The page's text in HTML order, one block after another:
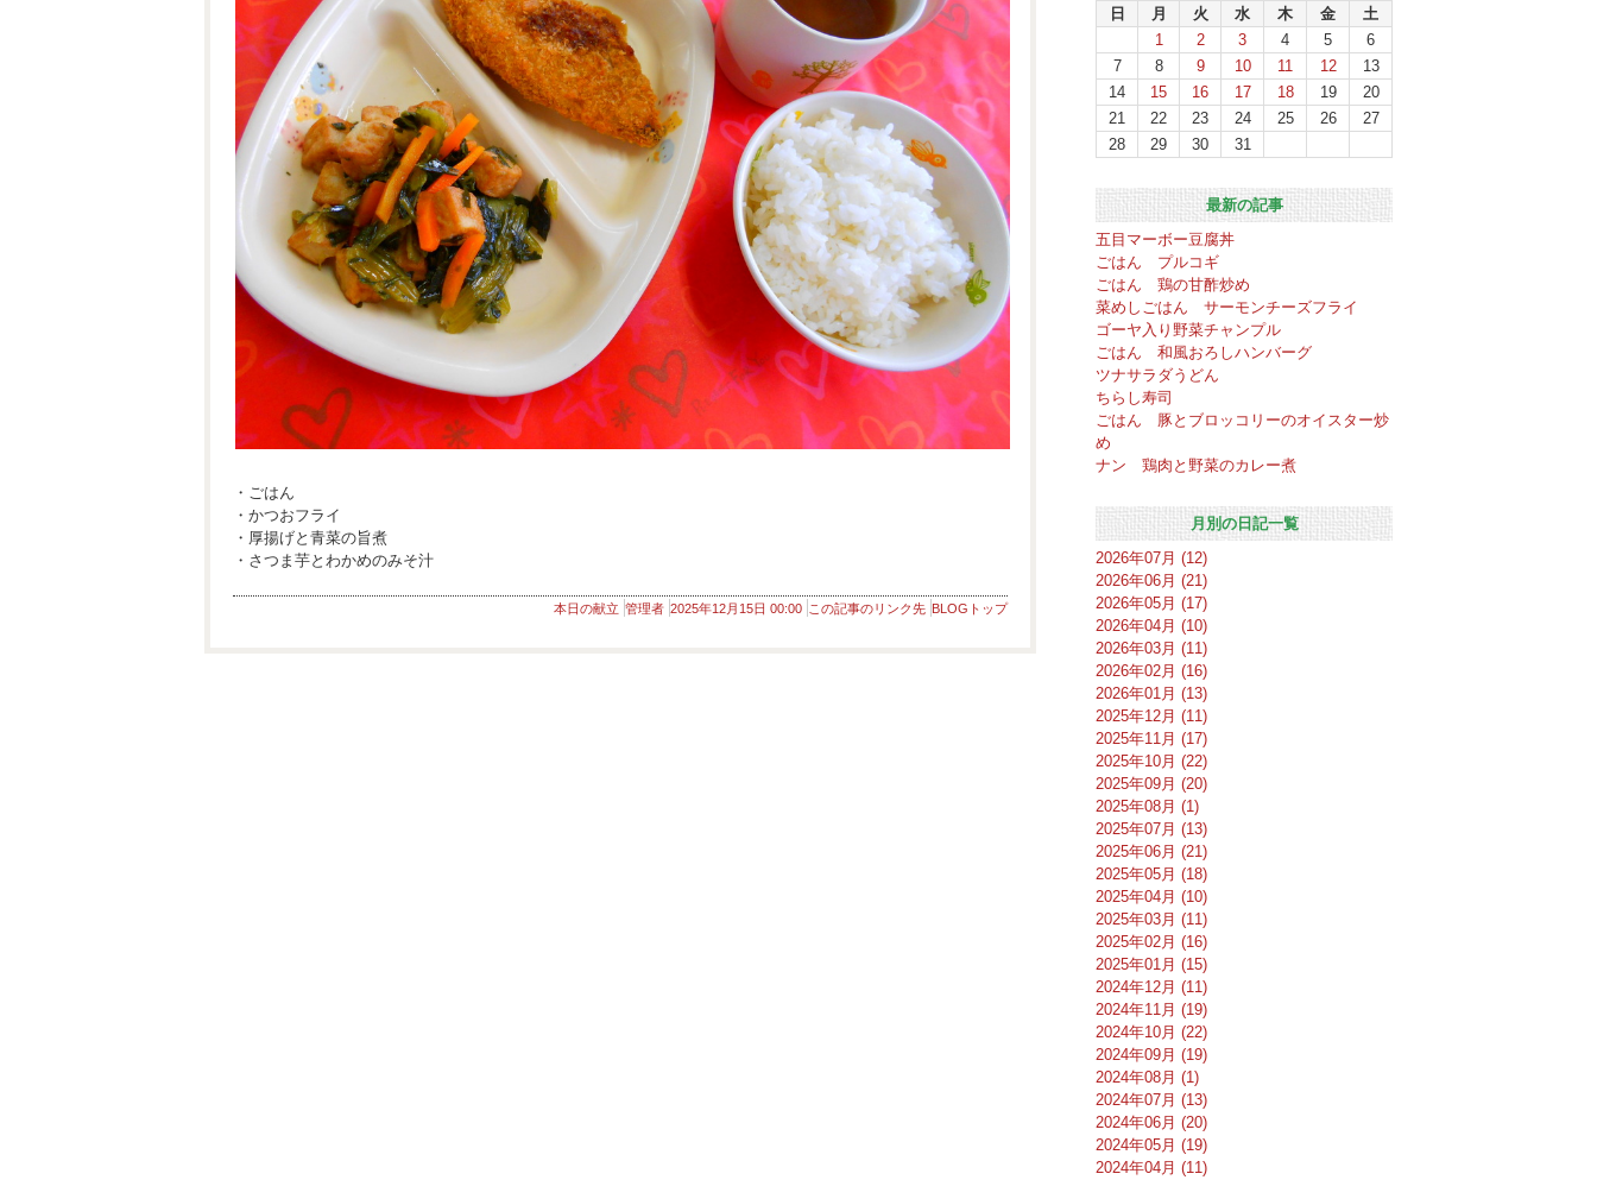
・ごはん
・かつおフライ
・厚揚げと青菜の旨煮
・さつま芋とわかめのみそ汁
本日の献立 管理者 2025年12月15日 00:00 この記事のリンク先 BLOGトップ
日
月 火 水 木 金
土
1
2 3 4 5
6
7
8 9 10 11 12
13
14
15 16 17 18 19
20
21
22 23 24 25 26
27
28
29 30 31
最新の記事
五目マーボー豆腐丼
ごはん プルコギ
ごはん 鶏の甘酢炒め
菜めしごはん サーモンチーズフライ
ゴーヤ入り野菜チャンプル
ごはん 和風おろしハンバーグ
ツナサラダうどん
ちらし寿司
ごはん 豚とブロッコリーのオイスター炒
め
ナン 鶏肉と野菜のカレー煮
月別の日記一覧
2026年07月 (12)
2026年06月 (21)
2026年05月 (17)
2026年04月 (10)
2026年03月 (11)
2026年02月 (16)
2026年01月 (13)
2025年12月 (11)
2025年11月 (17)
2025年10月 (22)
2025年09月 (20)
2025年08月 (1)
2025年07月 (13)
2025年06月 (21)
2025年05月 (18)
2025年04月 (10)
2025年03月 (11)
2025年02月 (16)
2025年01月 (15)
2024年12月 (11)
2024年11月 (19)
2024年10月 (22)
2024年09月 (19)
2024年08月 (1)
2024年07月 (13)
2024年06月 (20)
2024年05月 (19)
2024年04月 (11)